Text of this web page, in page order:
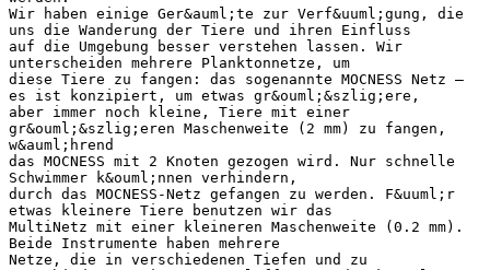
Wir haben einige Ger&auml;te zur Verf&uuml;gung, die
uns die Wanderung der Tiere und ihren Einfluss
auf die Umgebung besser verstehen lassen. Wir
unterscheiden mehrere Planktonnetze, um
diese Tiere zu fangen: das sogenannte MOCNESS Netz –
es ist konzipiert, um etwas gr&ouml;&szlig;ere,
aber immer noch kleine, Tiere mit einer
gr&ouml;&szlig;eren Maschenweite (2 mm) zu fangen,
w&auml;hrend
das MOCNESS mit 2 Knoten gezogen wird. Nur schnelle
Schwimmer k&ouml;nnen verhindern,
durch das MOCNESS-Netz gefangen zu werden. F&uuml;r
etwas kleinere Tiere benutzen wir das
MultiNetz mit einer kleineren Maschenweite (0.2 mm).
Beide Instrumente haben mehrere
Netze, die in verschiedenen Tiefen und zu